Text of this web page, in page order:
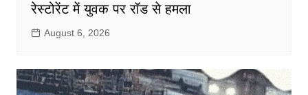
रेस्टोरेंट में युवक पर रॉड से हमला
August 6, 2026